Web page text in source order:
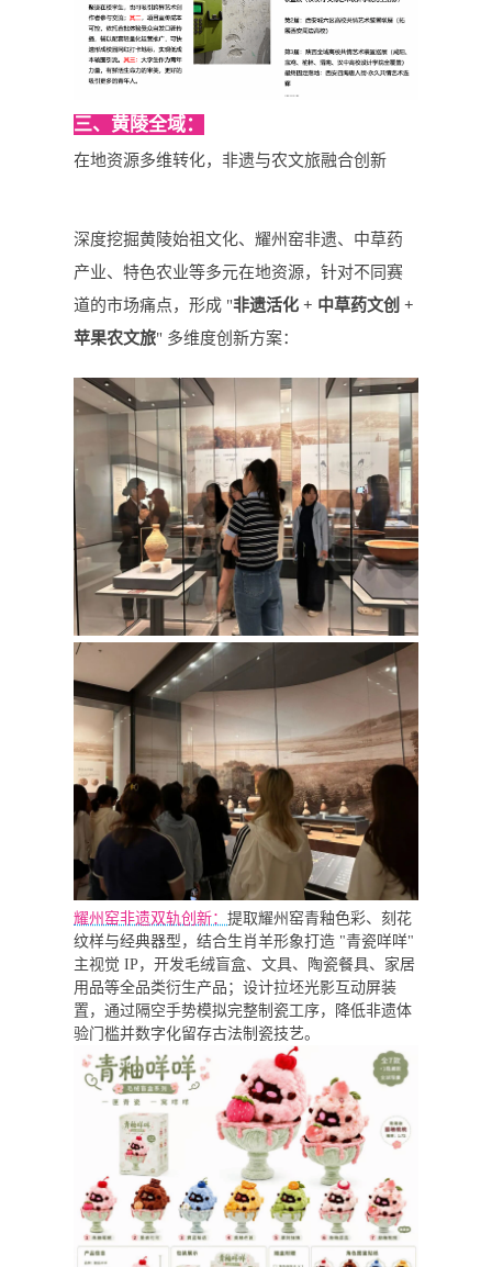
三、黄陵全域：
在地资源多维转化，非遗与农文旅融合创新
深度挖掘黄陵始祖文化、耀州窑非遗、中草药
产业、特色农业等多元在地资源，针对不同赛
道的市场痛点，形成 "非遗活化 + 中草药文创 +
苹果农文旅" 多维度创新方案：
耀州窑非遗双轨创新：提取耀州窑青釉色彩、刻花
纹样与经典器型，结合生肖羊形象打造 "青瓷咩咩"
主视觉 IP，开发毛绒盲盒、文具、陶瓷餐具、家居
用品等全品类衍生产品；设计拉坯光影互动屏装
置，通过隔空手势模拟完整制瓷工序，降低非遗体
验门槛并数字化留存古法制瓷技艺。